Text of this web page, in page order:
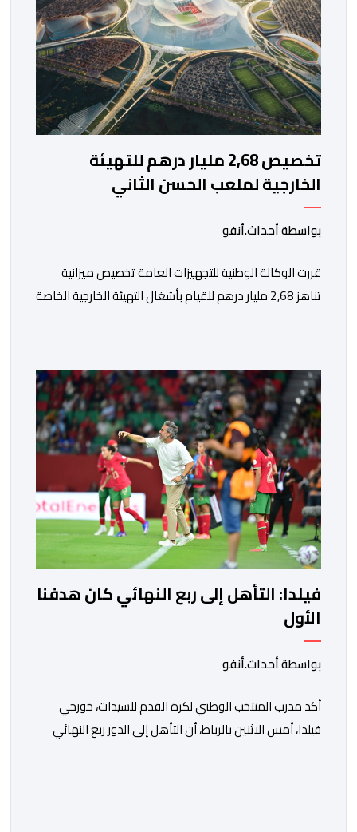
تخصيص 2,68 مليار درهم للتهيئة
الخارجية لملعب الحسن الثاني
بواسطة أحداث.أنفو
قررت الوكالة الوطنية للتجهيزات العامة تخصيص ميزانية
تناهز 2,68 مليار درهم للقيام بأشغال التهيئة الخارجية الخاصة
نهائيات كأس العالم 2030. ​وكشف مصدر مطلع أن هذا
الغلاف المالي يندرج في إطار الحصة رقم 7 من القائمة
الإجمالية لطلبات العروض […]
فيلدا: التأهل إلى ربع النهائي كان هدفنا
الأول
بواسطة أحداث.أنفو
أكد مدرب المنتخب الوطني لكرة القدم للسيدات، خورخي
فيلدا، أمس الاثنين بالرباط، أن التأهل إلى الدور ربع النهائي